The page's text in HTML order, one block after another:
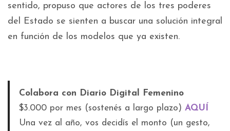
sentido, propuso que actores de los tres poderes
del Estado se sienten a buscar una solución integral
en función de los modelos que ya existen.
Colabora con Diario Digital Femenino
$3.000 por mes (sostenés a largo plazo) AQUÍ
Una vez al año, vos decidís el monto (un gesto,